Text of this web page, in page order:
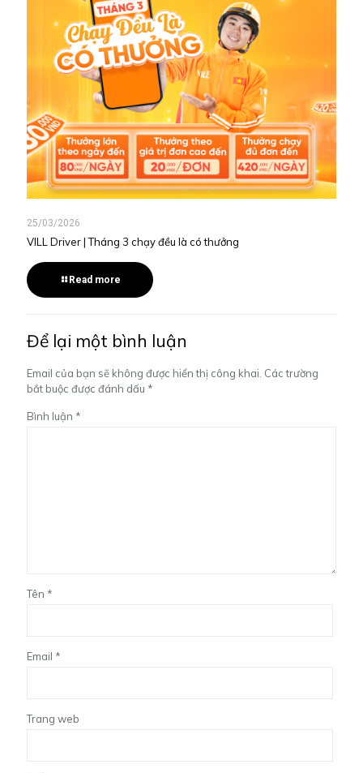
25/03/2026
VILL Driver | Tháng 3 chạy đều là có thưởng
Read more
Để lại một bình luận
Email của bạn sẽ không được hiển thị công khai. Các trường
bắt buộc được đánh dấu *
Bình luận *
Tên *
Email *
Trang web